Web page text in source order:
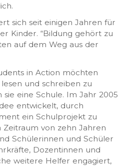
sich seit einigen Jahren für
Kinder. “Bildung gehört zu
auf dem Weg aus der
in Action möchten
und schreiben zu
eine Schule. Im Jahr 2005
entwickelt, durch
ein Schulprojekt zu
Zeitraum von zehn Jahren
Schülerinnen und Schüler
Dozentinnen und
weitere Helfer engagiert,